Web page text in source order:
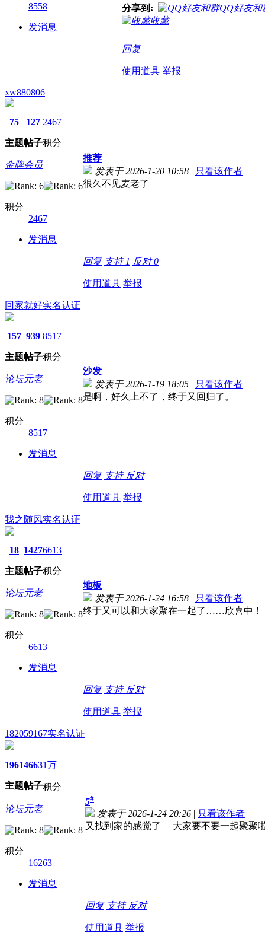
8558
发消息
分享到:
QQ好友和
收藏
回复
使用道具 举报
xw880806
75
主题
127
帖子
2467
积分
金牌会员
积分
2467
发消息
推荐
发表于 2026-1-20 10:58 | 只看该作者
很久不见麦老了
回复 支持 1 反对0
使用道具 举报
回家就好实名认证
157
主题
939
帖子
8517
积分
论坛元老
积分
8517
发消息
沙发
发表于 2026-1-19 18:05 | 只看该作者
是啊，好久上不了，终于又回归了。
回复 支持 反对
使用道具 举报
我之随风实名认证
18
主题
1427
帖子
6613
积分
论坛元老
积分
6613
发消息
地板
发表于 2026-1-24 16:58 | 只看该作者
终于又可以和大家聚在一起了……欣喜中！
回复 支持 反对
使用道具 举报
182059167实名认证
1961
主题
4663
帖子
1万
积分
论坛元老
积分
16263
发消息
5#
发表于 2026-1-24 20:26 | 只看该作者
又找到家的感觉了 大家要不要一起聚聚
回复 支持 反对
使用道具 举报